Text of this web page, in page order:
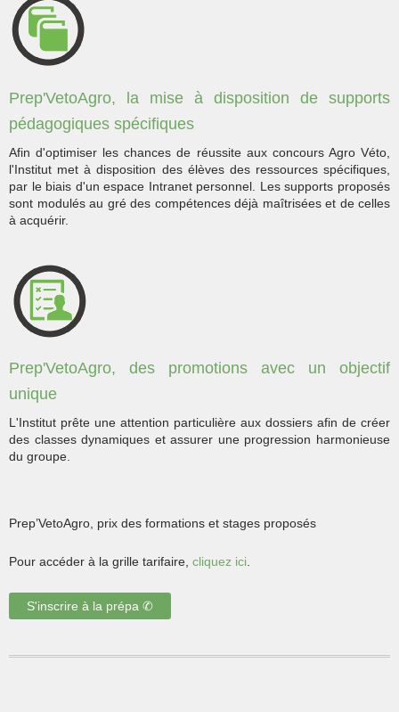
Prep'VetoAgro, la mise à disposition de supports
pédagogiques spécifiques
Afin d'optimiser les chances de réussite aux concours Agro Véto,
l'Institut met à disposition des élèves des ressources spécifiques,
par le biais d'un espace Intranet personnel. Les supports proposés
sont modulés au gré des compétences déjà maîtrisées et de celles
à acquérir.
Prep'VetoAgro, des promotions avec un objectif
unique
L'Institut prête une attention particulière aux dossiers afin de créer
des classes dynamiques et assurer une progression harmonieuse
du groupe.
Prep’VetoAgro, prix des formations et stages proposés
Pour accéder à la grille tarifaire, cliquez ici
S'inscrire à la prépa ✆